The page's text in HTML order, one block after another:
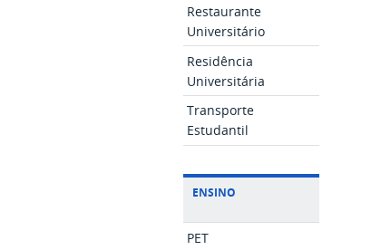
Restaurante
Universitário
Residência
Universitária
Transporte
Estudantil
ENSINO
PET